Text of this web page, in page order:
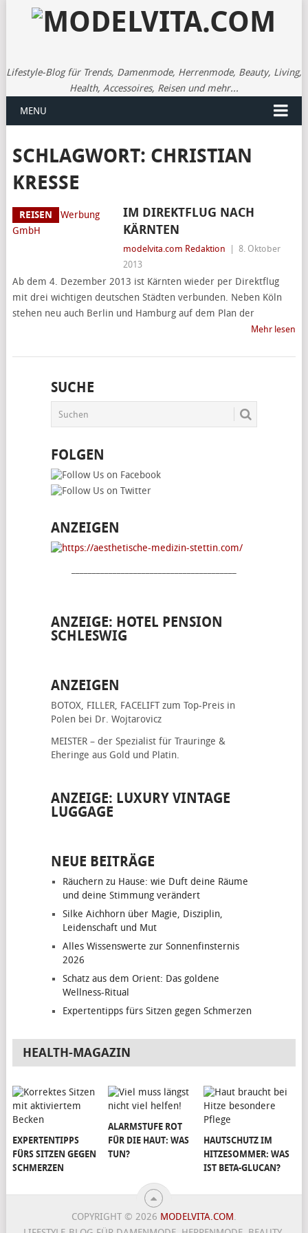
Lifestyle-Blog für Trends, Damenmode, Herrenmode, Beauty, Living,
Health, Accessoires, Reisen und mehr...
MENU
SCHLAGWORT: CHRISTIAN
KRESSE
REISEN
IM DIREKTFLUG NACH
KÄRNTEN
modelvita.com Redaktion
8. Oktober
2013
Ab dem 4. Dezember 2013 ist Kärnten wieder per Direktflug
mit drei wichtigen deutschen Städten verbunden. Neben Köln
stehen neu auch Berlin und Hamburg auf dem Plan der
Mehr lesen
SUCHE
FOLGEN
ANZEIGEN
ANZEIGE: HOTEL PENSION
SCHLESWIG
ANZEIGEN
BOTOX, FILLER, FACELIFTzum Top-Preis in
Polen bei Dr. Wojtarovicz
MEISTER – der Spezialist für Trauringe &
Eheringe aus Gold und Platin.
ANZEIGE: LUXURY VINTAGE
LUGGAGE
NEUE BEITRÄGE
Räuchern zu Hause: wie Duft deine Räume
und deine Stimmung verändert
Silke Aichhorn über Magie, Disziplin,
Leidenschaft und Mut
Alles Wissenswerte zur Sonnenfinsternis
2026
Schatz aus dem Orient: Das goldene
Wellness-Ritual
Expertentipps fürs Sitzen gegen Schmerzen
HEALTH-MAGAZIN
EXPERTENTIPPS
FÜRS SITZEN GEGEN
SCHMERZEN
ALARMSTUFE ROT
FÜR DIE HAUT: WAS
TUN?
HAUTSCHUTZ IM
HITZESOMMER: WAS
IST BETA-GLUCAN?
COPYRIGHT © 2026 MODELVITA.COM.